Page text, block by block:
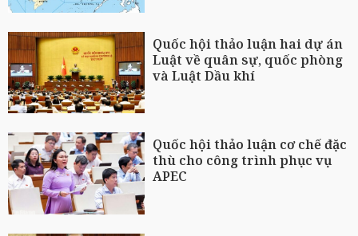
Quốc hội thảo luận hai dự án
Luật về quân sự, quốc phòng
và Luật Dầu khí
Quốc hội thảo luận cơ chế đặc
thù cho công trình phục vụ
APEC